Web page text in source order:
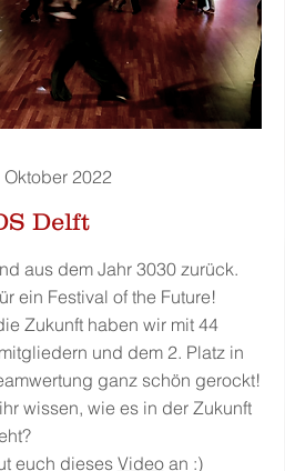
Oktober 2022
Delft
aus dem Jahr 3030 zurück.
ein Festival of the Future!
Zukunft haben wir mit 44
und dem 2. Platz in
ganz schön gerockt!
wissen, wie es in der Zukunft
euch dieses Videoan :)